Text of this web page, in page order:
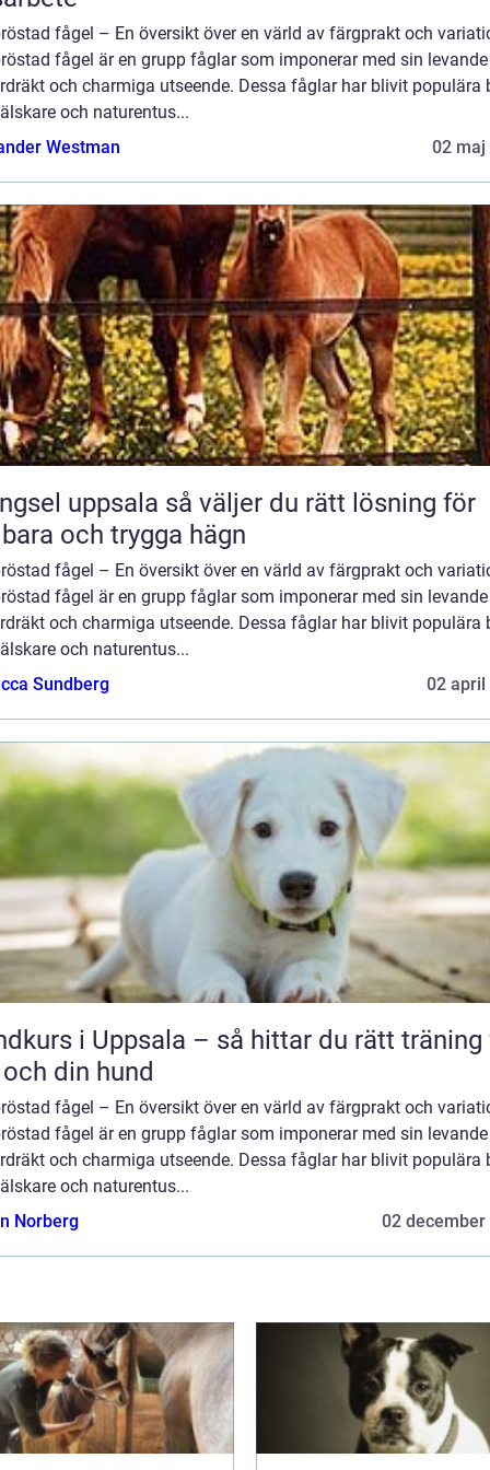
fågel – En översikt över en värld av färgprakt och
fågel är en grupp fåglar som imponerar med sin
och charmiga utseende. Dessa fåglar har blivit populära
och naturentus...
Westman
02 maj
så väljer du rätt lösning för
och trygga hägn
fågel – En översikt över en värld av färgprakt och
fågel är en grupp fåglar som imponerar med sin
och charmiga utseende. Dessa fåglar har blivit populära
och naturentus...
Sundberg
02 april
i Uppsala – så hittar du rätt träning
din hund
fågel – En översikt över en värld av färgprakt och
fågel är en grupp fåglar som imponerar med sin
och charmiga utseende. Dessa fåglar har blivit populära
och naturentus...
Norberg
02 december